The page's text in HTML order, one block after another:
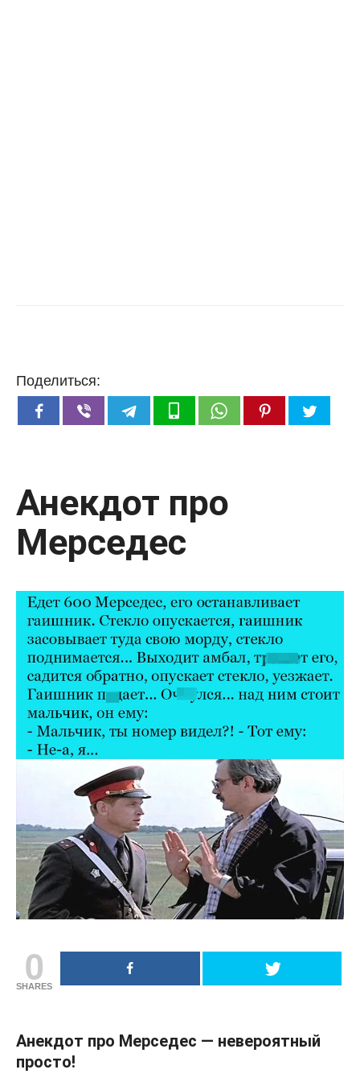
Поделиться:
Анекдот про
Мерседес
0
SHARES
Анекдот про Мерседес — невероятный
просто!